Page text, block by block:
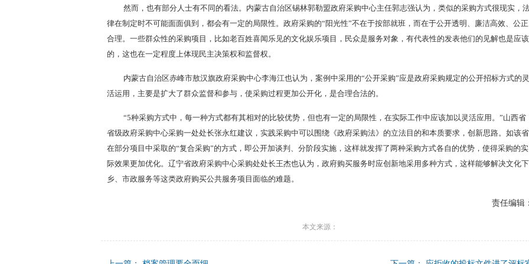
然而，也有部分人士有不同的看法。内蒙古自治区锡林郭勒盟政府采购中心主任郭志强认为，类似的采购方式很现实，
律在制定时不可能面面俱到，都会有一定的局限性。政府采购的“阳光性”不在于按部就班，而在于公开透明、廉洁高效、公正
合理。一些群众性的采购项目，比如老百姓喜闻乐见的文化娱乐项目，民众是服务对象，有代表性的发表他们的见解也是应该
的，这也在一定程度上体现民主决策权和监督权。
内蒙古自治区赤峰市敖汉旗政府采购中心李海江也认为，案例中采用的“公开采购”应是政府采购规定的公开招标方式的灵
活运用，主要是扩大了群众监督和参与，使采购过程更加公开化，是合理合法的。
“5种采购方式中，每一种方式都有其相对的比较优势，但也有一定的局限性，在实际工作中应该加以灵活应用。”山西省
省级政府采购中心采购一处处长张永红建议，实践采购中可以围绕《政府采购法》的立法目的和本质要求，创新思路。如该省
在部分项目中采取的“复合采购”的方式，即公开加谈判、分阶段实施，这样就发挥了两种采购方式各自的优势，使得采购的实
际效果更加优化。辽宁省政府采购中心采购处处长王杰也认为，政府购买服务时应创新地采用多种方式，这样能够解决文化下
乡、市政服务等这类政府购买公共服务项目面临的难题。
责任编辑：
本文来源：